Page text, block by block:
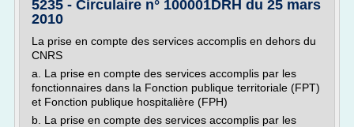
5235 - Circulaire n° 100001DRH du 25 mars
2010
La prise en compte des services accomplis en dehors du
CNRS
a. La prise en compte des services accomplis par les
fonctionnaires dans la Fonction publique territoriale (FPT)
et Fonction publique hospitalière (FPH)
b. La prise en compte des services accomplis par les